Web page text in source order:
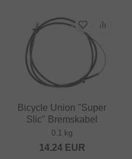
Bicycle Union "Super
Slic" Bremskabel
0.1 kg
14.24EUR